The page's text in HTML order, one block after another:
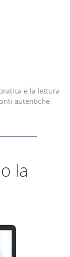
e la lettura
autentiche
la